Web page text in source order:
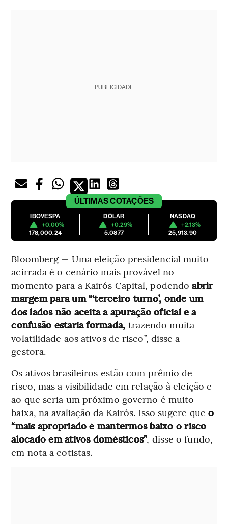
PUBLICIDADE
ÚLTIMASCOTAÇÕES
IBOVESPA
+0.00%
178,000.24
DÓLAR
+0.29%
5.0877
NASDAQ
+2.13%
25,913.90
Bloomberg — Uma eleição presidencial muito
acirrada é o cenário mais provável no
momento para a Kairós Capital, podendoabrir
margem para um “‘terceiro turno’, onde um
dos lados não aceita a apuração oficial e a
confusão estaria formada, trazendo muita
volatilidade aos ativos de risco”, disse a
gestora.
Os ativos brasileiros estão com prêmio de
risco, mas a visibilidade em relação à eleição e
ao que seria um próximo governo é muito
baixa, na avaliação da Kairós. Isso sugere queo
“mais apropriado é mantermos baixo o risco
alocado em ativos domésticos”, disse o fundo,
em nota a cotistas.